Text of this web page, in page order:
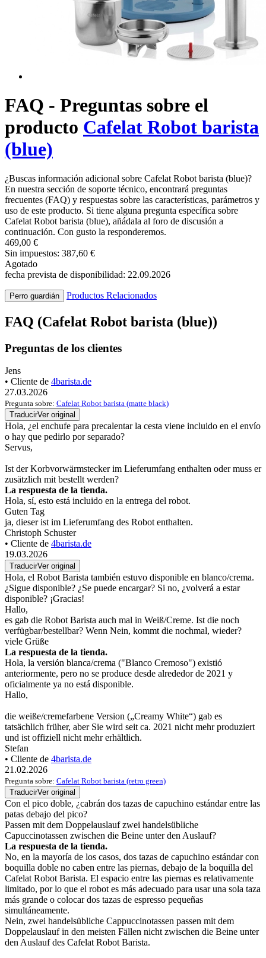
FAQ - Preguntas sobre el
producto Cafelat Robot barista
(blue)
¿Buscas información adicional sobre Cafelat Robot barista (blue)?
En nuestra sección de soporte técnico, encontrará preguntas
frecuentes (FAQ) y respuestas sobre las características, parámetros y
uso de este producto. Si tiene alguna pregunta específica sobre
Cafelat Robot barista (blue), añádala al foro de discusión a
continuación. Con gusto la responderemos.
469,00 €
Sin impuestos: 387,60 €
Agotado
fecha prevista de disponibilidad: 22.09.2026
Perro guardián Productos Relacionados
FAQ (Cafelat Robot barista (blue))
Preguntas de los clientes
Jens
• Cliente de 4barista.de
27.03.2026
Pregunta sobre: Cafelat Robot barista (matte black)
TraducirVer original
Hola, ¿el enchufe para precalentar la cesta viene incluido en el envío
o hay que pedirlo por separado?
Servus,
Ist der Korbvorwärmstecker im Lieferumfang enthalten oder muss er
zusätzlich mit bestellt werden?
La respuesta de la tienda.
Hola, sí, esto está incluido en la entrega del robot.
Guten Tag
ja, dieser ist im Lieferumfang des Robot enthalten.
Christoph Schuster
• Cliente de 4barista.de
19.03.2026
TraducirVer original
Hola, el Robot Barista también estuvo disponible en blanco/crema.
¿Sigue disponible? ¿Se puede encargar? Si no, ¿volverá a estar
disponible? ¡Gracias!
Hallo,
es gab die Robot Barista auch mal in Weiß/Creme. Ist die noch
verfügbar/bestellbar? Wenn Nein, kommt die nochmal, wieder?
viele Grüße
La respuesta de la tienda.
Hola, la versión blanca/crema ("Blanco Cremoso") existió
anteriormente, pero no se produce desde alrededor de 2021 y
oficialmente ya no está disponible.
Hallo,
die weiße/cremefarbene Version („Creamy White“) gab es
tatsächlich früher, aber Sie wird seit ca. 2021 nicht mehr produziert
und ist offiziell nicht mehr erhältlich.
Stefan
• Cliente de 4barista.de
21.02.2026
Pregunta sobre: Cafelat Robot barista (retro green)
TraducirVer original
Con el pico doble, ¿cabrán dos tazas de capuchino estándar entre las
patas debajo del pico?
Passen mit dem Doppelauslauf zwei handelsübliche
Capuccinotassen zwischen die Beine unter den Auslauf?
La respuesta de la tienda.
No, en la mayoría de los casos, dos tazas de capuchino estándar con
boquilla doble no caben entre las piernas, debajo de la boquilla del
Cafelat Robot Barista. El espacio entre las piernas es relativamente
limitado, por lo que el robot es más adecuado para usar una sola taza
más grande o colocar dos tazas de espresso pequeñas
simultáneamente.
Nein, zwei handelsübliche Cappuccinotassen passen mit dem
Doppelauslauf in den meisten Fällen nicht zwischen die Beine unter
den Auslauf des Cafelat Robot Barista.